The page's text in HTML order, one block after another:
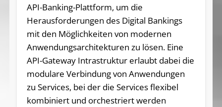
API-Banking-Plattform, um die
Herausforderungen des Digital Bankings
mit den Möglichkeiten von modernen
Anwendungsarchitekturen zu lösen. Eine
API-Gateway Intrastruktur erlaubt dabei die
modulare Verbindung von Anwendungen
zu Services, bei der die Services flexibel
kombiniert und orchestriert werden